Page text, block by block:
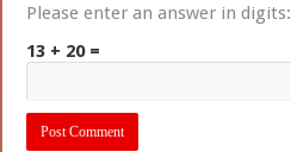
Please enter an answer in digits:
13 + 20 =